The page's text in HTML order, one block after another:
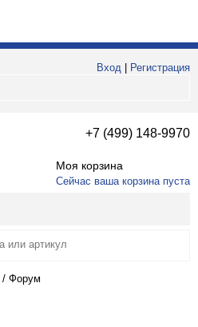
Вход
Регистрация
+7 (499) 148-9970
Моя корзина
Сейчас ваша корзина пуста
/ Форум